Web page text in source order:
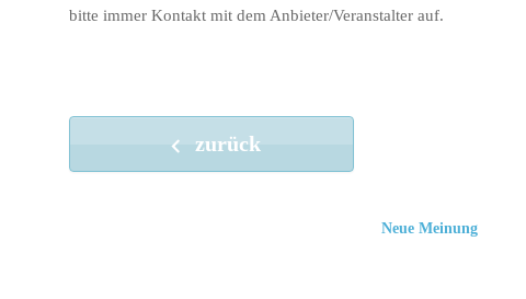
bitte immer Kontakt mit dem Anbieter/Veranstalter auf.
zurück
Neue Meinung